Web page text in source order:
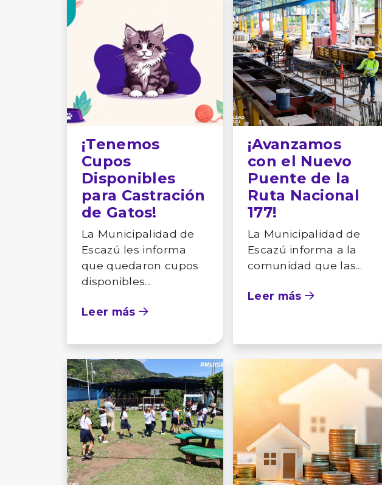
¡Tenemos
Cupos
Disponibles
para Castración
de Gatos!
La Municipalidad de
Escazú les informa
que quedaron cupos
disponibles...
Leer más
¡Avanzamos
con el Nuevo
Puente de la
Ruta Nacional
177!
La Municipalidad de
Escazú informa a la
comunidad que las...
Leer más